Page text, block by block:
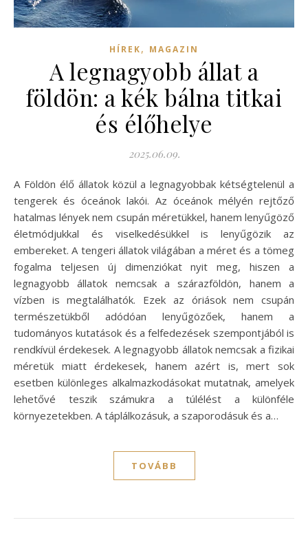
HÍREK, MAGAZIN
A legnagyobb állat a
földön: a kék bálna titkai
és élőhelye
2025.06.09.
A Földön élő állatok közül a legnagyobbak kétségtelenül a
tengerek és óceánok lakói. Az óceánok mélyén rejtőző
hatalmas lények nem csupán méretükkel, hanem lenyűgöző
életmódjukkal és viselkedésükkel is lenyűgözik az
embereket. A tengeri állatok világában a méret és a tömeg
fogalma teljesen új dimenziókat nyit meg, hiszen a
legnagyobb állatok nemcsak a szárazföldön, hanem a
vízben is megtalálhatók. Ezek az óriások nem csupán
természetükből adódóan lenyűgözőek, hanem a
tudományos kutatások és a felfedezések szempontjából is
rendkívül érdekesek. A legnagyobb állatok nemcsak a fizikai
méretük miatt érdekesek, hanem azért is, mert sok
esetben különleges alkalmazkodásokat mutatnak, amelyek
lehetővé teszik számukra a túlélést a különféle
környezetekben. A táplálkozásuk, a szaporodásuk és a…
TOVÁBB